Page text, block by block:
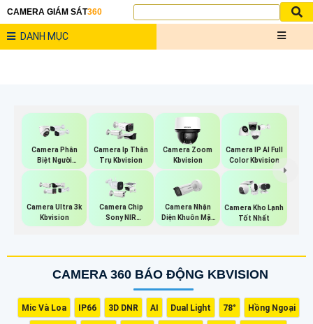
CAMERA GIÁM SÁT360
DANH MỤC
Camera Phân
Biệt Người
Kbvision
Camera Ip Thân
Trụ Kbvision
Camera Zoom
Kbvision
Camera IP AI Full
Color Kbvision
Camera Ultra 3k
Kbvision
Camera Chip
Sony NIR
KBvision
Camera Nhận
Diện Khuôn Mặt
Hikvision
Camera Kho Lạnh
Tốt Nhất
CAMERA 360 BÁO ĐỘNG KBVISION
Mic Và Loa IP66 3D DNR AI Dual Light 78° Hồng Ngoại